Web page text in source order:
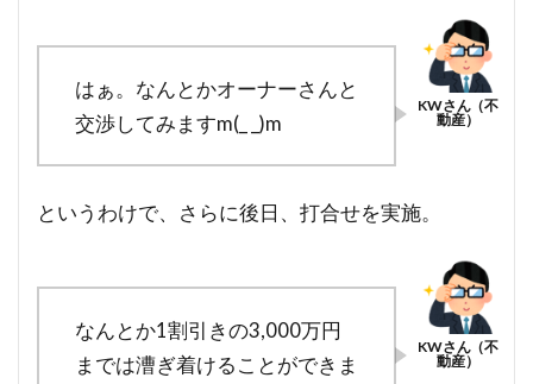
はぁ。なんとかオーナーさんと
交渉してみますm(_ _)m
というわけで、さらに後日、打合せを実施。
なんとか1割引きの3,000万円
までは漕ぎ着けることができま